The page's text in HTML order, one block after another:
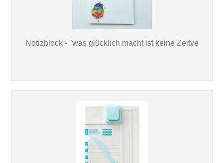
Notizblock - "was glücklich macht ist keine Zeitve